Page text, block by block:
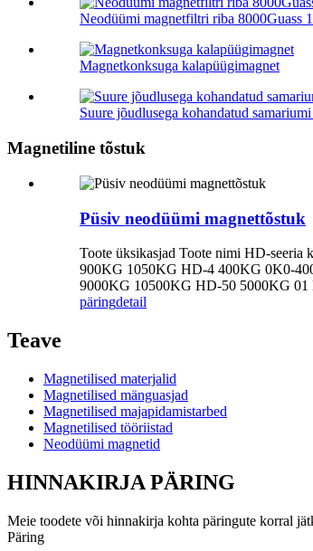
Neodüümi magnetfiltri riba 8000Guass
Magnetkonksuga kalapüügimagnet
Suure jõudlusega kohandatud
Magnetiline tõstuk
Püsiv neodüümi magnettõstuk
Toote üksikasjad Toote nimi HD-
900KG 1050KG HD-4 400KG 0K0-
9000KG 10500KG HD-50 5000KG 01
päringdetail
Teave
Magnetilised materjalid
Magnetilised mänguasjad
Magnetilised majapidamistarbed
Magnetilised tööriistad
Neodüümi magnetid
HINNAKIRJA PÄRING
Meie toodete või hinnakirja kohta päringute korral
Päring